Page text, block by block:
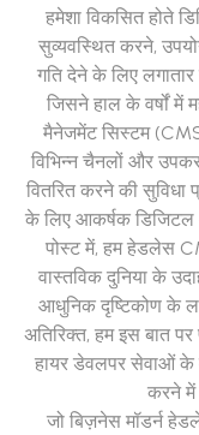
हमेशा विकसित होते
सुव्यवस्थित करने,
गति देने के लिए
जिसने हाल के वर्षों में
मैनेजमेंट सिस्टम
विभिन्न चैनलों और
वितरित करने की सुविधा
के लिए आकर्षक डिजिटल
पोस्ट में, हम हेडलेस
वास्तविक दुनिया के
आधुनिक दृष्टिकोण के
अतिरिक्त, हम इस बात
हायर डेवलपर सेवाओं के
करने में
जो बिज़नेस मॉडर्न